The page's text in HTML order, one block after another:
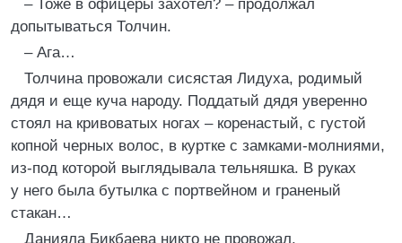
– Тоже в офицеры захотел? – продолжал
допытываться Толчин.
– Ага…
Толчина провожали сисястая Лидуха, родимый
дядя и еще куча народу. Поддатый дядя уверенно
стоял на кривоватых ногах – коренастый, с густой
копной черных волос, в куртке с замками-молниями,
из-под которой выглядывала тельняшка. В руках
у него была бутылка с портвейном и граненый
стакан…
Данияла Бикбаева никто не провожал.